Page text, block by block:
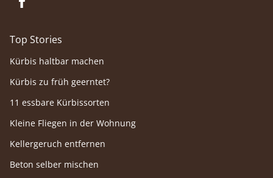
Top Stories
Kürbis haltbar machen
Kürbis zu früh geerntet?
11 essbare Kürbissorten
Kleine Fliegen in der Wohnung
Kellergeruch entfernen
Beton selber mischen